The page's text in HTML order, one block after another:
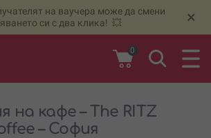
на ваучера може да смени
си с два клика! 💥
×
0
на кафе – The RITZ
– София